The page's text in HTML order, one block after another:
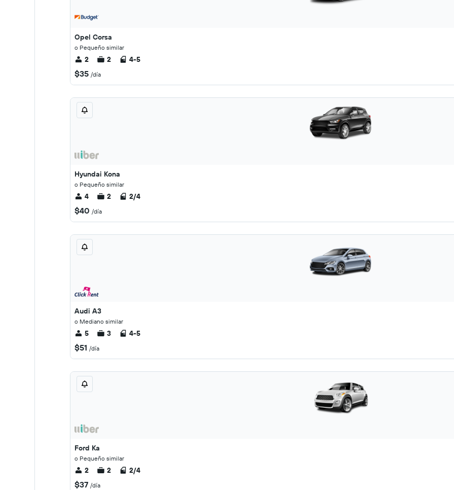
Opel Corsa
o Pequeño similar
2 2 4-5
$35 /día
Hyundai Kona
o Pequeño similar
4 2 2/4
$40 /día
Audi A3
o Mediano similar
5 3 4-5
$51 /día
Ford Ka
o Pequeño similar
2 2 2/4
$37 /día